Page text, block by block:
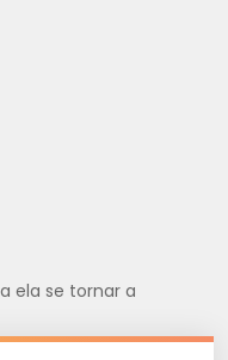
ela se tornar a